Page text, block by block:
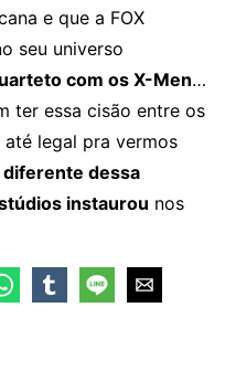
e que a FOX
seu universo
com os X-Men…
ter essa cisão entre os
legal pra vermos
dessa
instaurou nos